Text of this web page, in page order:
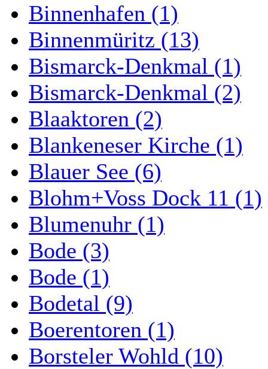
Binnenhafen (1)
Binnenmüritz (13)
Bismarck-Denkmal (1)
Bismarck-Denkmal (2)
Blaaktoren (2)
Blankeneser Kirche (1)
Blauer See (6)
Blohm+Voss Dock 11 (1)
Blumenuhr (1)
Bode (3)
Bode (1)
Bodetal (9)
Boerentoren (1)
Borsteler Wohld (10)